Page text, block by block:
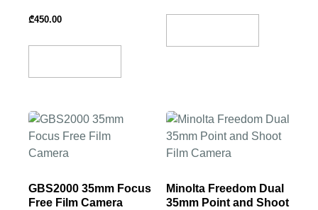
₾450.00
GBS2000 35mm Focus
Free Film Camera
Minolta Freedom Dual
35mm Point and Shoot